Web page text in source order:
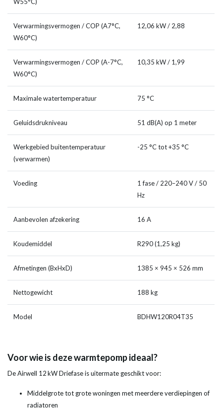
Verwarmingsvermogen / COP (A7°C,
W60°C)
12,06 kW / 2,88
Verwarmingsvermogen / COP (A-7°C,
W60°C)
10,35 kW / 1,99
Maximale watertemperatuur 75 °C
Geluidsdrukniveau 51 dB(A) op 1 meter
Werkgebied buitentemperatuur
(verwarmen)
-25 °C tot +35 °C
Voeding
1 fase / 220–240 V / 50
Hz
Aanbevolen afzekering 16 A
Koudemiddel R290 (1,25 kg)
Afmetingen (BxHxD) 1385 × 945 × 526 mm
Nettogewicht 188 kg
Model BDHW120R04T35
Voor wie is deze warmtepomp ideaal?
De Airwell 12 kW Driefase is uitermate geschikt voor:
Middelgrote tot grote woningen met meerdere verdiepingen of
radiatoren